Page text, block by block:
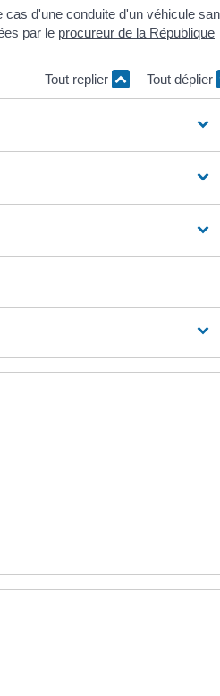
d'une conduite d'un véhicule
par le procureur de la République
Tout replier
Tout déplier